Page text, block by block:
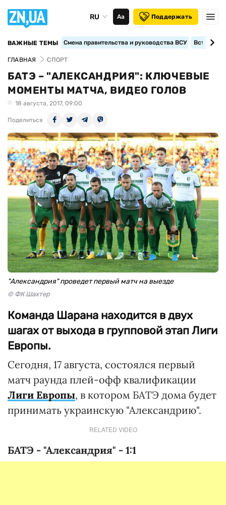
RU Аа Поддержать
ВАЖНЫЕ ТЕМЫ Смена правительства и руководства ВСУ
ГЛАВНАЯ СПОРТ
БАТЭ – "АЛЕКСАНДРИЯ": КЛЮЧЕВЫЕ
МОМЕНТЫ МАТЧА, ВИДЕО ГОЛОВ
18 августа, 2017, 09:00
Поделиться
"Александрия" проведет первый матч на выезде
© ФК Шахтер
Команда Шарана находится в двух
шагах от выхода в групповой этап Лиги
Европы.
Сегодня, 17 августа, состоялся первый
матч раунда плей-офф квалификации
Лиги Европы, в котором БАТЭ дома будет
принимать украинскую "Александрию".
RELATED VIDEO
БАТЭ - "Александрия" - 1:1